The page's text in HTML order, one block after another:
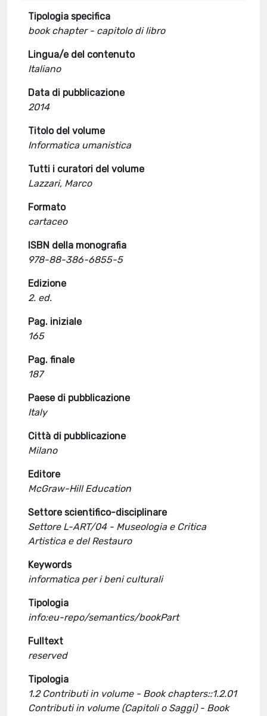
Tipologia specifica
book chapter - capitolo di libro
Lingua/e del contenuto
Italiano
Data di pubblicazione
2014
Titolo del volume
Informatica umanistica
Tutti i curatori del volume
Lazzari, Marco
Formato
cartaceo
ISBN della monografia
978-88-386-6855-5
Edizione
2. ed.
Pag. iniziale
165
Pag. finale
187
Paese di pubblicazione
Italy
Città di pubblicazione
Milano
Editore
McGraw-Hill Education
Settore scientifico-disciplinare
Settore L-ART/04 - Museologia e Critica
Artistica e del Restauro
Keywords
informatica per i beni culturali
Tipologia
info:eu-repo/semantics/bookPart
Fulltext
reserved
Tipologia
1.2 Contributi in volume - Book chapters::1.2.01
Contributi in volume (Capitoli o Saggi) - Book